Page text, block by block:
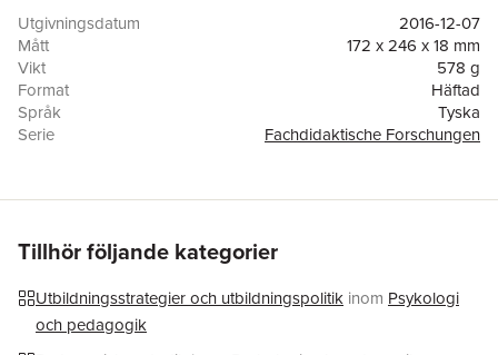
Utgivningsdatum
2016-12-07
Mått
172 x 246 x 18 mm
Vikt
578 g
Format
Häftad
Språk
Tyska
Serie
Fachdidaktische Forschungen
ISBN
9783830935322
Tillhör följande kategorier
Utbildningsstrategier och utbildningspolitik inom Psykologi
och pedagogik